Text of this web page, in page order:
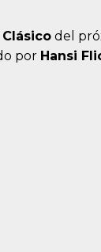
Clásico del
por Hansi